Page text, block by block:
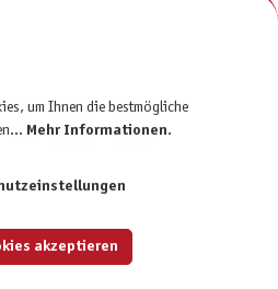
um Ihnen die bestmögliche
Mehr Informationen.
akzeptieren